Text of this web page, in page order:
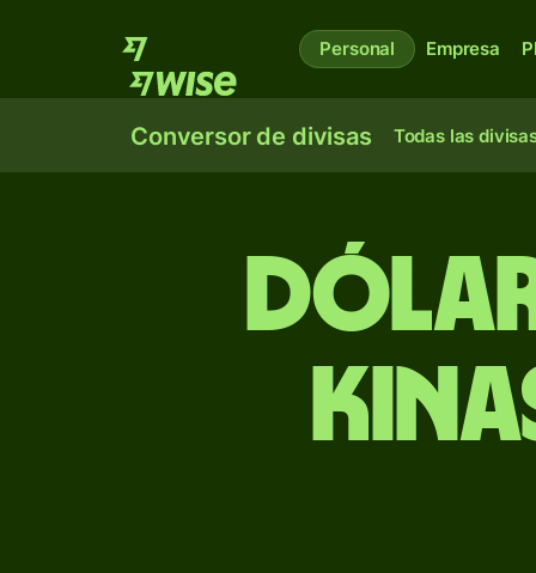
Personal Empresa
Conversor de divisas Todas las